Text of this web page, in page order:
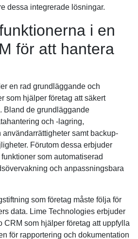
dessa integrerade lösningar.
i en
för att hantera
en rad grundläggande och
som hjälper företag att säkert
Bland de grundläggande
och -lagring,
samt backup-
Förutom dessa erbjuder
som automatiserad
och anpassningsbara
som företag måste följa för
data. Lime Technologies erbjuder
CRM som hjälper företag att uppfylla
för rapportering och dokumentation